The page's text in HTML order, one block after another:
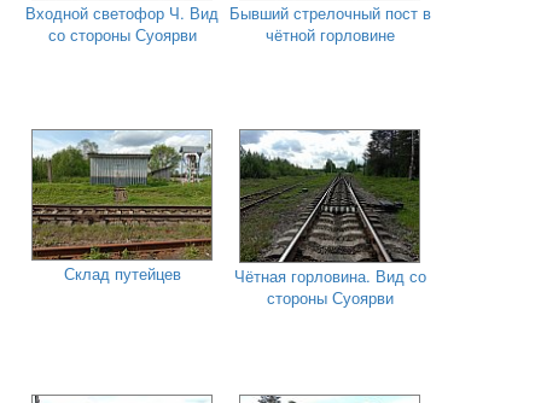
Входной светофор Ч. Вид
со стороны Суоярви
Бывший стрелочный пост в
чётной горловине
Склад путейцев
Чётная горловина. Вид со
стороны Суоярви